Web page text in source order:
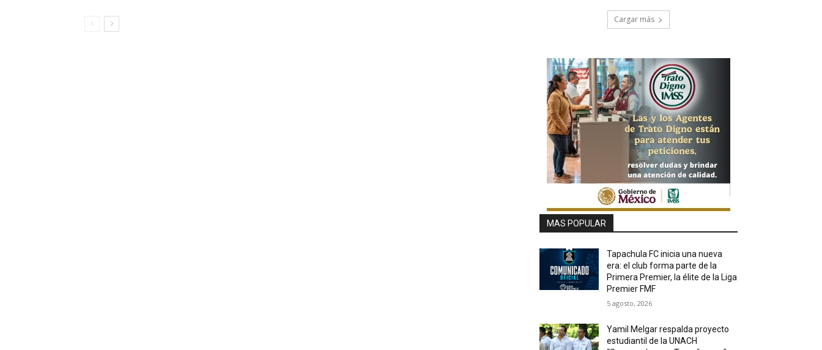
Cargar más
MAS POPULAR
Tapachula FC inicia una nueva
era: el club forma parte de la
Primera Premier, la élite de la Liga
Premier FMF
5 agosto, 2026
Yamil Melgar respalda proyecto
estudiantil de la UNACH